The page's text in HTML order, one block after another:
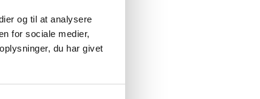
og til at analysere
for sociale medier,
du har givet